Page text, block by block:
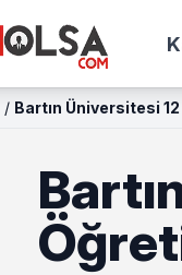
/ Bartın Üniversitesi